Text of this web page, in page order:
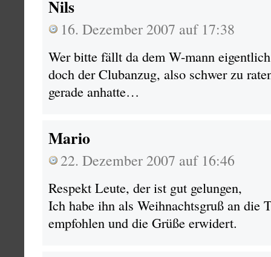
Nils
16. Dezember 2007 auf 17:38
Wer bitte fällt da dem W-mann
doch der Clubanzug, also schwer zu
gerade anhatte…
Mario
22. Dezember 2007 auf 16:46
Respekt Leute, der ist gut gelungen,
Ich habe ihn als Weihnachtsgruß an die
empfohlen und die Grüße erwidert.